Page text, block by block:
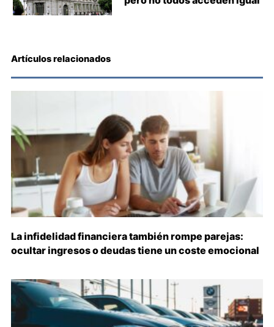
Artículos relacionados
La infidelidad financiera también rompe parejas:
ocultar ingresos o deudas tiene un coste emocional